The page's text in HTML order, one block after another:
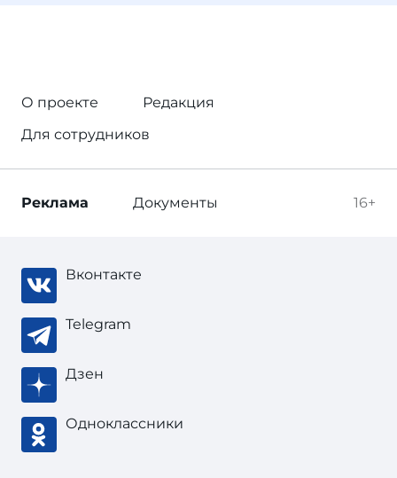
О проекте
Редакция
Для сотрудников
16+
Реклама Документы
Вконтакте
Telegram
Дзен
Одноклассники